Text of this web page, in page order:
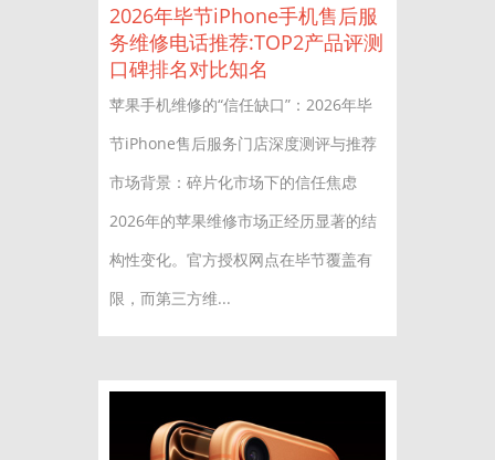
2026年毕节iPhone手机售后服
务维修电话推荐:TOP2产品评测
口碑排名对比知名
苹果手机维修的“信任缺口”：2026年毕
节iPhone售后服务门店深度测评与推荐
市场背景：碎片化市场下的信任焦虑
2026年的苹果维修市场正经历显著的结
构性变化。官方授权网点在毕节覆盖有
限，而第三方维...